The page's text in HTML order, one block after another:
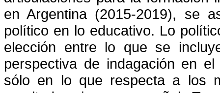
en Argentina (2015-2019), se
político en lo educativo. Lo
elección entre lo que se
perspectiva de indagación en
sólo en lo que respecta a los